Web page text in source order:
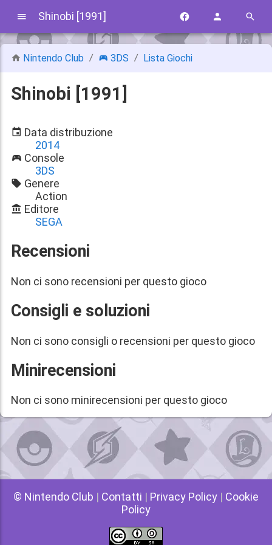
Shinobi [1991]
Nintendo Club 3DS Lista Giochi
Shinobi [1991]
Data distribuzione
2014
Console
3DS
Genere
Action
Editore
SEGA
Recensioni
Non ci sono recensioni per questo gioco
Consigli e soluzioni
Non ci sono consigli o recensioni per questo gioco
Minirecensioni
Non ci sono minirecensioni per questo gioco
© Nintendo Club | Contatti | Privacy Policy | Cookie
Policy